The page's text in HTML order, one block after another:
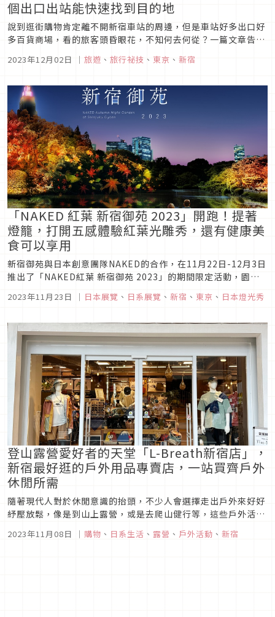
個出口出站能快速找到目的地
說到逛街購物肯定離不開新宿車站的周邊，但是車站好多出口好
多百貨商場，看的旅客頭昏眼花，不知何去何從？一篇文章告訴
2023年12月02日 ｜ 旅遊 、 旅行祕技 、 東京 、 新宿
「NAKED 紅葉 新宿御苑 2023」開跑！提著
燈籠，打開五感體驗紅葉光雕秀，還有健康美
食可以享用
新宿御苑與日本創意團隊NAKED的合作，在11月22日-12月3日
推出了「NAKED紅葉 新宿御苑 2023」的期間限定活動，園區
許多美食，提供視覺、聽覺、嗅覺、味覺的多重衝擊。
2023年11月23日 ｜ 日本展覽 、 日系展覽 、 新宿 、 東京 、 日本燈光秀
登山露營愛好者的天堂「L-Breath新宿店」，
新宿最好逛的戶外用品專賣店，一站買齊戶外
休閒所需
隨著現代人對於休閒意識的抬頭，不少人會選擇走出戶外來好好
紓壓放鬆，像是到山上露營，或是去爬山健行等，這些戶外活動
者，那你絕不能錯過位於新宿的大型戶外用品專賣店「L-
2023年11月08日 ｜ 購物 、 日系生活 、 露營 、 戶外活動 、 新宿